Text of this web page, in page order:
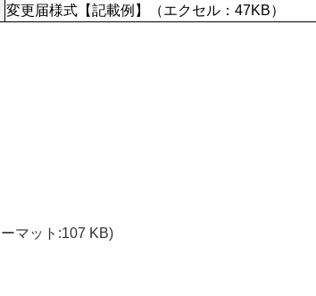
変更届様式【記載例】（エクセル：47KB）
マット:107 KB)